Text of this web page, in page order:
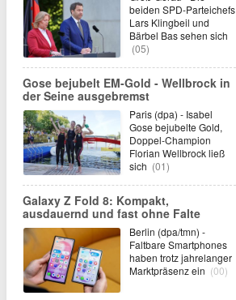
beiden SPD-Parteichefs
Lars Klingbeil und
Bärbel Bas sehen sich
(05)
Gose bejubelt EM-Gold - Wellbrock in
der Seine ausgebremst
Paris (dpa) - Isabel
Gose bejubelte Gold,
Doppel-Champion
Florian Wellbrock ließ
sich (01)
Galaxy Z Fold 8: Kompakt,
ausdauernd und fast ohne Falte
Berlin (dpa/tmn) -
Faltbare Smartphones
haben trotz jahrelanger
Marktpräsenz ein (00)